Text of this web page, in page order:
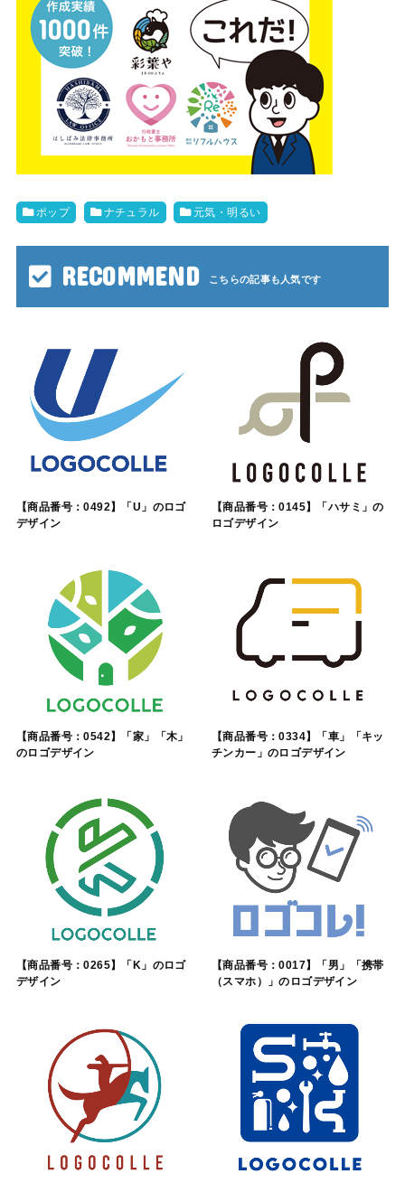
ポップ ナチュラル 元気・明るい
RECOMMEND
【商品番号：0492】「U」のロゴ
デザイン
【商品番号：0145】「ハサミ」の
ロゴデザイン
【商品番号：0542】「家」「木」
のロゴデザイン
【商品番号：0334】「車」「キッ
チンカー」のロゴデザイン
【商品番号：0265】「K」のロゴ
デザイン
【商品番号：0017】「男」「携帯
（スマホ）」のロゴデザイン